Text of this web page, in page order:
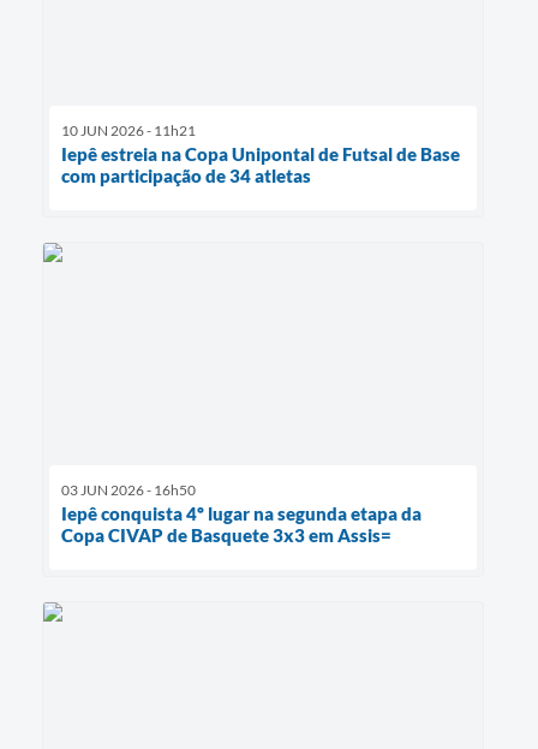
10 JUN 2026 - 11h21
Iepê estreia na Copa Unipontal de Futsal de Base
com participação de 34 atletas
03 JUN 2026 - 16h50
Iepê conquista 4º lugar na segunda etapa da
Copa CIVAP de Basquete 3x3 em Assis=